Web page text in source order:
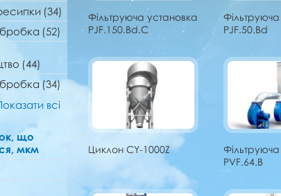
(34)
(52)
(44)
(34)
всі
що
мкм
Фільтруюча установка
PJF.150.Bd.C
PJF.50.Bd
Циклон CY-1000Z
PVF.64.B